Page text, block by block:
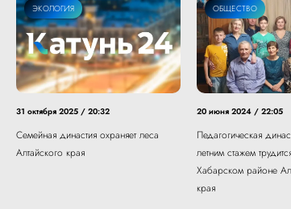
ЭКОЛОГИЯ
31 октября 2025 / 20:32
Семейная династия охраняет леса
Алтайского края
ОБЩЕСТВО
20 июня 2024 / 22:05
Педагогическая
летним стажем
Хабарском районе
края